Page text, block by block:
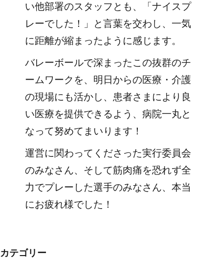
い他部署のスタッフとも、「ナイスプ
レーでした！」と言葉を交わし、一気
に距離が縮まったように感じます。
バレーボールで深まったこの抜群のチ
ームワークを、明日からの医療・介護
の現場にも活かし、患者さまにより良
い医療を提供できるよう、病院一丸と
なって努めてまいります！
運営に関わってくださった実行委員会
のみなさん、そして筋肉痛を恐れず全
力でプレーした選手のみなさん、本当
にお疲れ様でした！
カテゴリー